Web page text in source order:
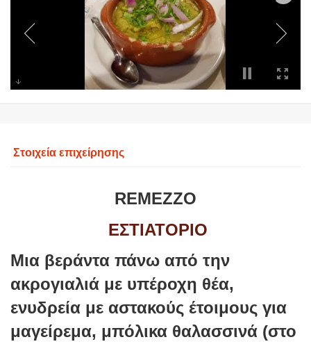
Στοιχεία επιχείρησης
REMEZZO
ΕΣΤΙΑΤΟΡΙΟ
Μια βεράντα πάνω από την
ακρογιαλιά με υπέροχη θέα,
ενυδρεία με αστακούς έτοιμους για
μαγείρεμα, μπόλικα θαλασσινά (στο